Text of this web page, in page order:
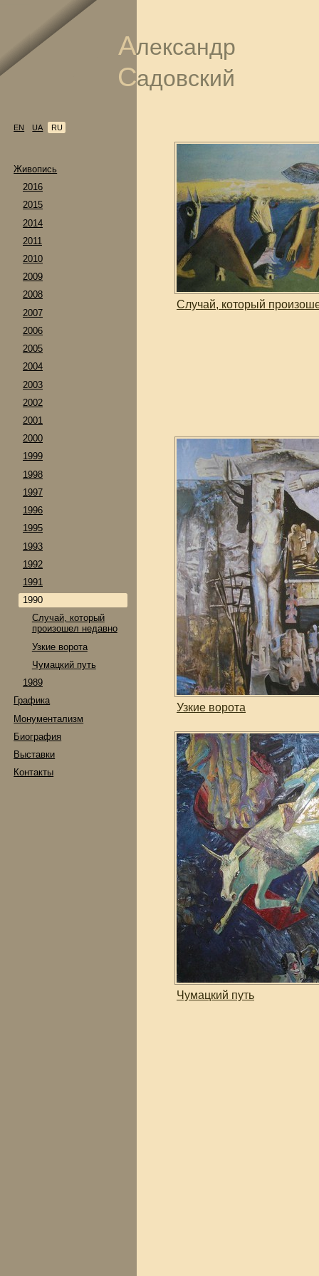
EN UA RU
Живопись
2016
2015
2014
2011
2010
2009
2008
2007
2006
2005
2004
2003
2002
2001
2000
1999
1998
1997
1996
1995
1993
1992
1991
1990
Случай, который
произошел недавно
Узкие ворота
Чумацкий путь
1989
Графика
Монументализм
Биография
Выставки
Контакты
Александр
Садовский
Случай, который
Узкие ворота
Чумацкий путь